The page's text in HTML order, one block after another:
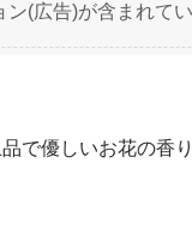
(広告)が含まれて
で優しいお花の香